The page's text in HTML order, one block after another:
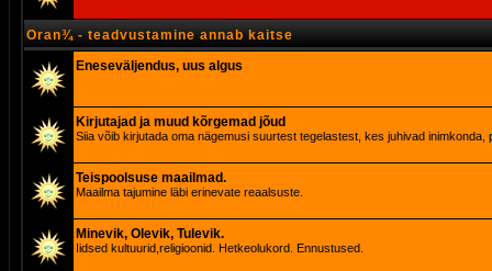
Oran¾ - teadvustamine annab kaitse
Eneseväljendus, uus algus
Kirjutajad ja muud kõrgemad jõud
Siia võib kirjutada oma nägemusi suurtest tegelastest, kes juhivad inimkonda,
Teispoolsuse maailmad.
Maailma tajumine läbi erinevate reaalsuste.
Minevik, Olevik, Tulevik.
Iidsed kultuurid,religioonid. Hetkeolukord. Ennustused.